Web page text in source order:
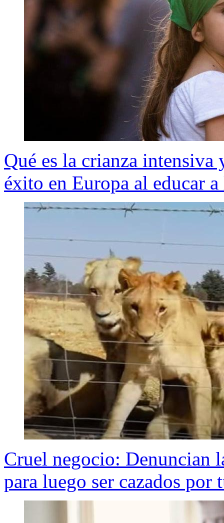
Qué es la crianza intensiva
éxito en Europa al educar
Cruel negocio: Denuncian
para luego ser cazados por